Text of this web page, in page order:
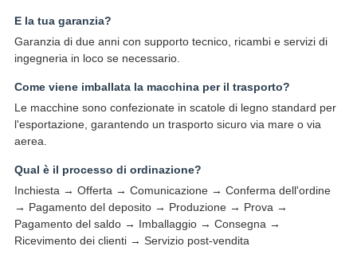
E la tua garanzia?
Garanzia di due anni con supporto tecnico, ricambi e servizi di
ingegneria in loco se necessario.
Come viene imballata la macchina per il trasporto?
Le macchine sono confezionate in scatole di legno standard per
l'esportazione, garantendo un trasporto sicuro via mare o via
aerea.
Qual è il processo di ordinazione?
Inchiesta → Offerta → Comunicazione → Conferma dell'ordine
→ Pagamento del deposito → Produzione → Prova →
Pagamento del saldo → Imballaggio → Consegna →
Ricevimento dei clienti → Servizio post-vendita